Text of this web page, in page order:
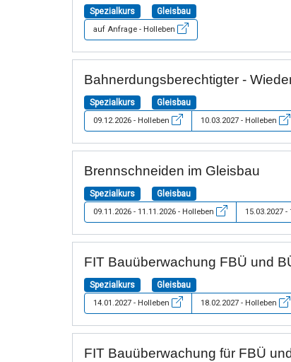
Spezialkurs Gleisbau
auf Anfrage - Holleben
Bahnerdungsberechtigter -
Spezialkurs Gleisbau
09.12.2026 - Holleben 10.03.2027 - Holleben
Brennschneiden im Gleisbau
Spezialkurs Gleisbau
09.11.2026 - 11.11.2026 - Holleben 15.03.2027 -
FIT Bauüberwachung FBÜ und
Spezialkurs Gleisbau
14.01.2027 - Holleben 18.02.2027 - Holleben
FIT Bauüberwachung für FBÜ